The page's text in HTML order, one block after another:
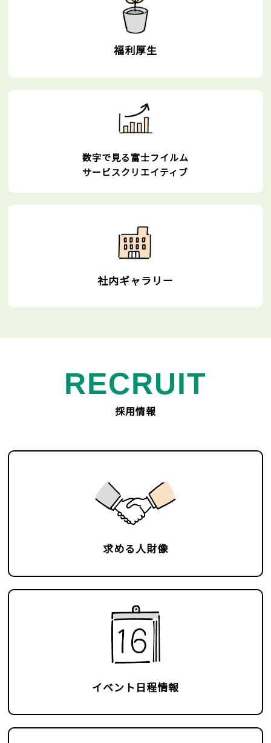
福利厚生
数字で見る富士フイルム
サービスクリエイティブ
社内ギャラリー
RECRUIT
採用情報
求める人財像
イベント日程情報